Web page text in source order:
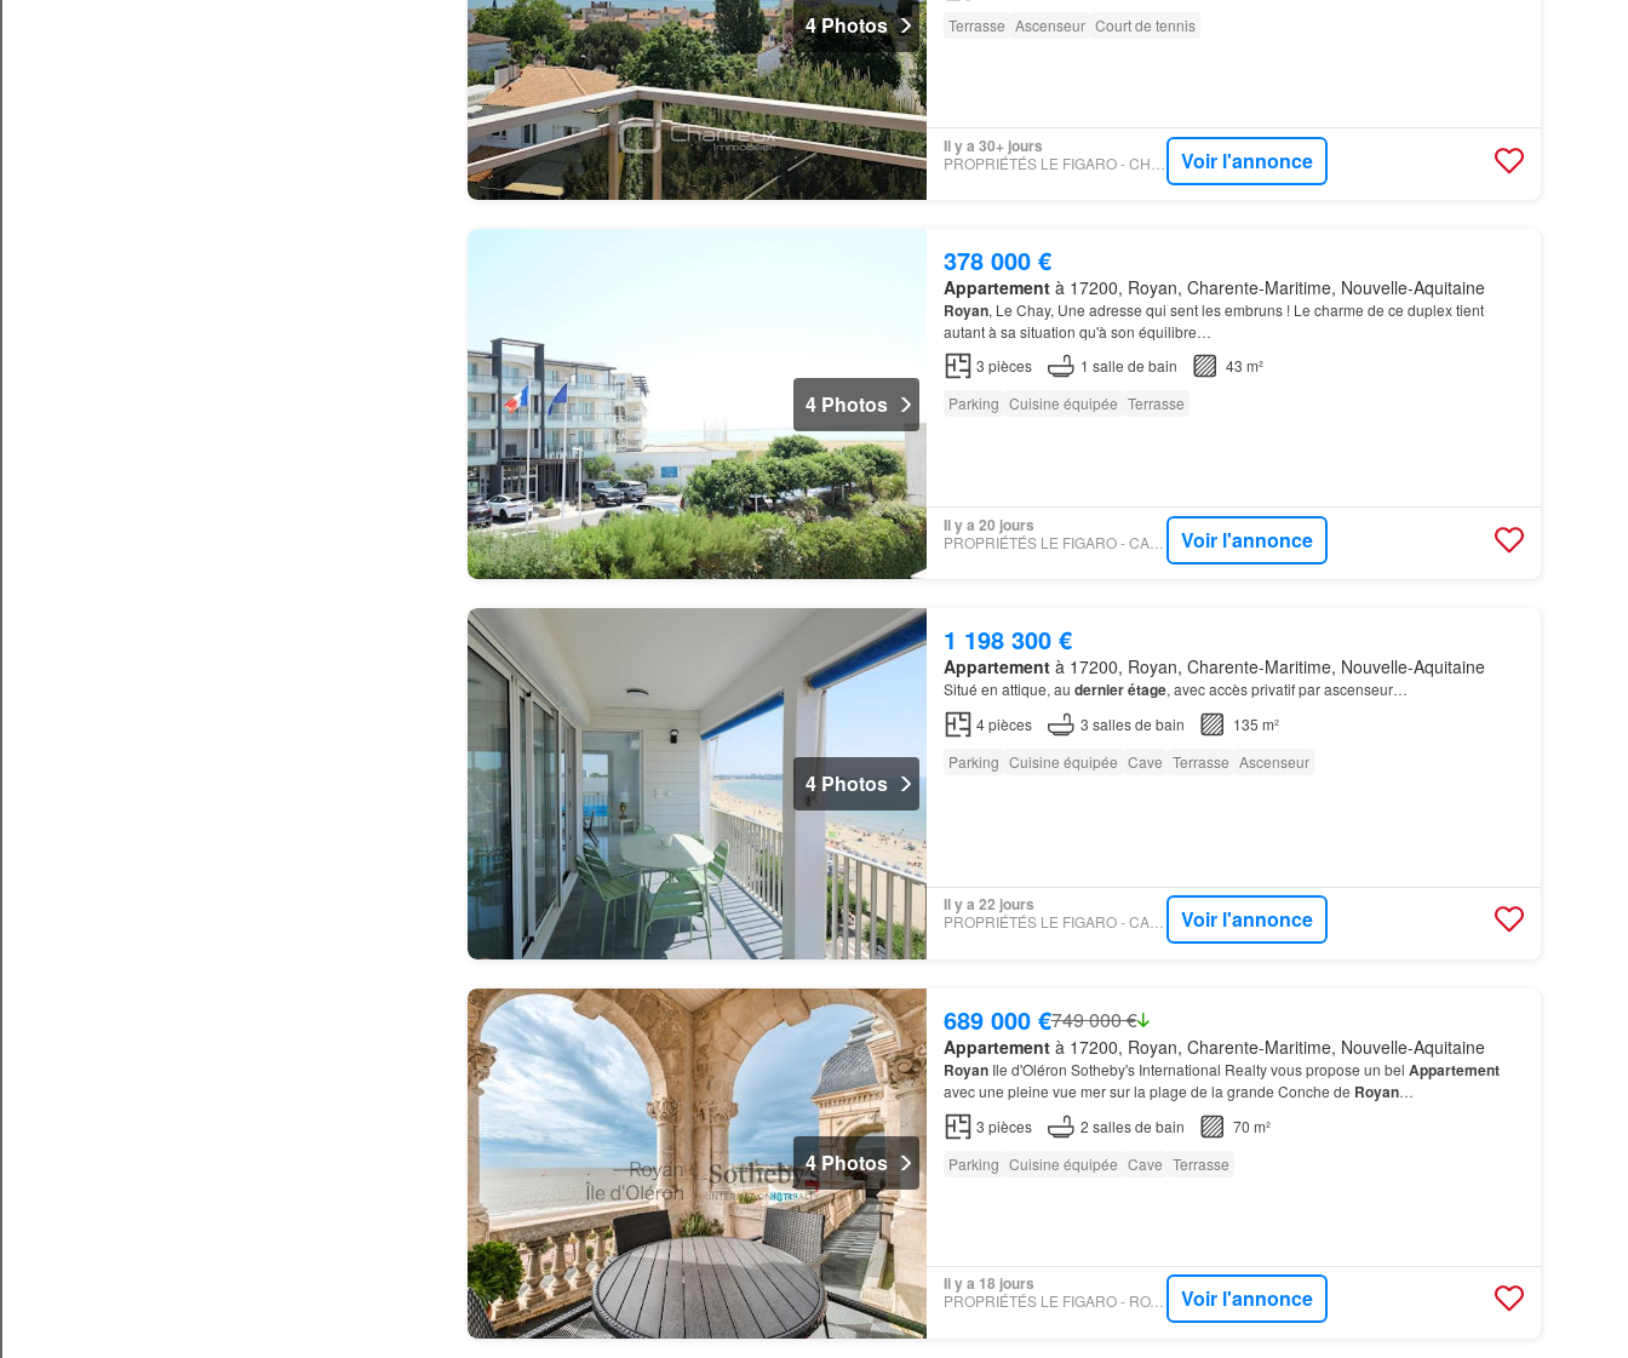
4 Photos
Terrasse Ascenseur Court de tennis
Il y a 30+ jours
Voir l'annonce
4 Photos
378 000 €
Appartementà 17200, Royan, Charente-Maritime, Nouvelle-Aquitaine
Royan, Le Chay, Une adresse qui sent les embruns ! Le charme de ce duplex tient
autant à sa situation qu'à son équilibre…
3 pièces 1 salle de bain
43 m²
Parking Cuisine équipée Terrasse
Il y a 20 jours
PROPRIÉTÉS LE FIGARO - CABINET BRIAND TERRES ET OCEANS Voir l'annonce
4 Photos
1 198 300 €
Appartementà 17200, Royan, Charente-Maritime, Nouvelle-Aquitaine
Situé en attique, au dernier étage, avec accès privatif par ascenseur…
4pièces 3 salles de bain
135 m²
Parking Cuisine équipée Cave Terrasse Ascenseur
Il y a 22 jours
PROPRIÉTÉS LE FIGARO - CABINET BRIAND TERRES ET OCEANS Voir l'annonce
4 Photos
689 000 €749 000 €
Appartementà 17200, Royan, Charente-Maritime, Nouvelle-Aquitaine
RoyanIle d'Oléron Sotheby's International Realty vous propose un bel Appartement
avec une pleine vue mer sur la plage de la grande Conche de Royan…
3 pièces 2 salles de bain
70 m²
Parking Cuisine équipée Cave Terrasse
Il y a 18 jours
PROPRIÉTÉS LE FIGARO - ROYAN ILE D'OLÉRON SOTHEBY'S INTERNATIONAL REALTY Voir l'annonce